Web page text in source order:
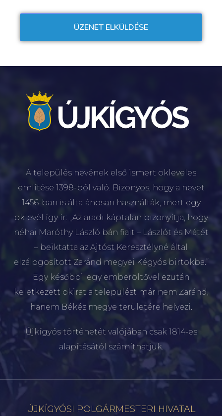
A település nevének első ismert okleveles
említése 1398-ból való. Bizonyos, hogy a nevet
1456-ban is általánosan használták, mert egy
oklevél így ír: „Az aradi káptalan bizonyítja, hogy
néhai Maróthy László bán fiait – Lászlót és Mátét
– beiktatta az Ajtóst Keresztélyné által
elzálogosított Zaránd megyei Kégyós birtokba.”
Egy későbbi, egy emberöltővel ezután
keletkezett okirat a települést már nem Zaránd,
hanem Békés megye területére helyezi.
Újkígyós történetét valójában csak 1814-es
alapításától számíthatjuk.
ÚJKÍGYÓSI POLGÁRMESTERI HIVATAL